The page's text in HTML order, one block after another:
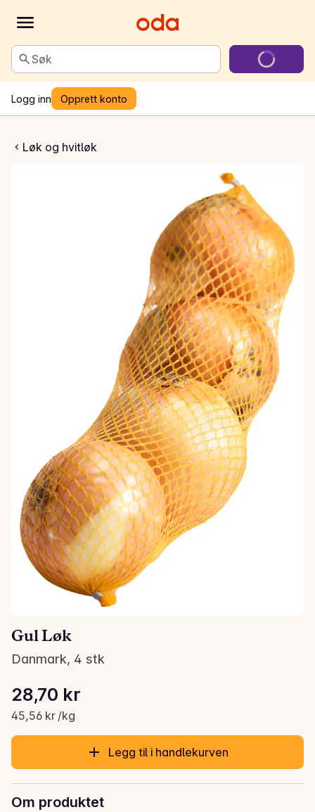
Søk
Logg inn Opprett konto
Løk og hvitløk
Løk
Gul Løk
Danmark, 4 stk
Gjeldende pris er: 28,70 kr
28,70 kr
45,56 kr /kg
Stykkpris: 45,56 kr /kg
Legg til i handlekurven
Om produktet